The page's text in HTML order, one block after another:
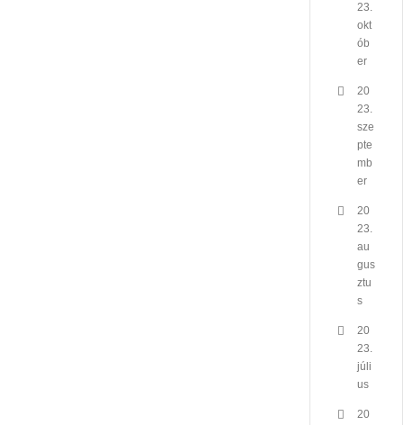
23.
okt
ób
er
20
23.
sze
pte
mb
er
20
23.
au
gus
ztu
s
20
23.
júli
us
20